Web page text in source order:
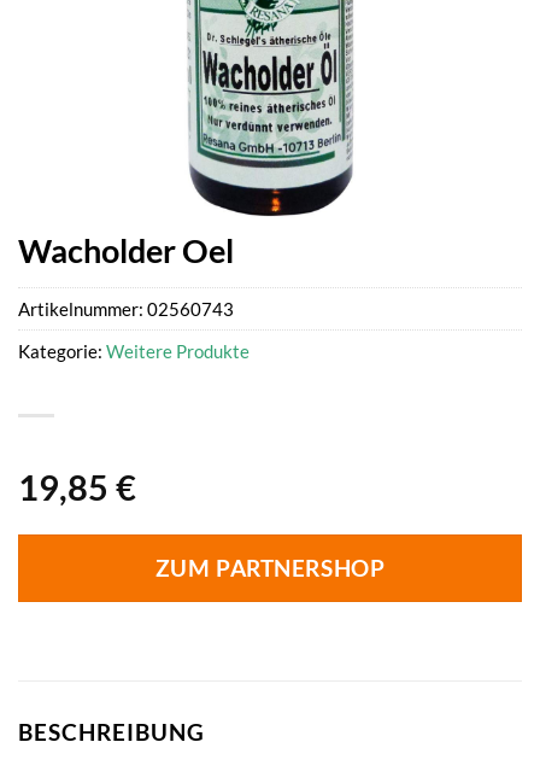
Wacholder Oel
19,85 €
ZUM PARTNERSHOP
Artikelnummer: 02560743
Kategorie: Weitere Produkte
BESCHREIBUNG